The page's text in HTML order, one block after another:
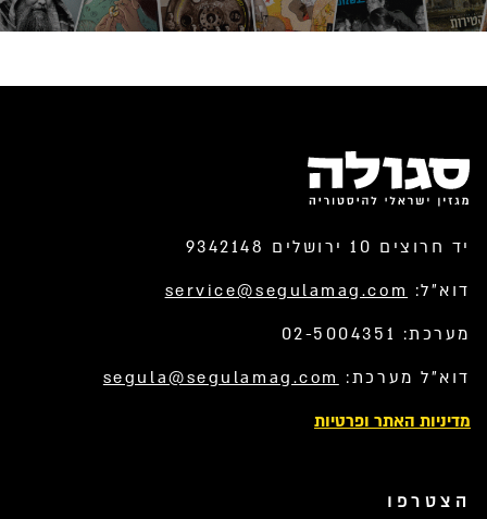
יד חרוצים 10 ירושלים 9342148
דוא”ל: service@segulamag.com
מערכת: 02-5004351
דוא”ל מערכת: segula@segulamag.com
מדיניות האתר ופרטיות
הצטרפו